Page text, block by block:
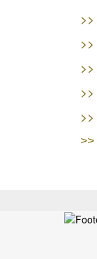
>>
>>
>>
>>
>>
>>